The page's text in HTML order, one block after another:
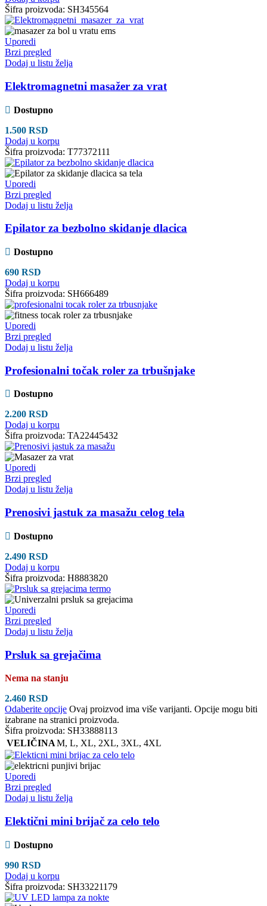
Šifra proizvoda: SH345564
Uporedi
Brzi pregled
Dodaj u listu želja
Elektromagnetni masažer za vrat
Dostupno
1.500 RSD
Dodaj u korpu
Šifra proizvoda: T77372111
Uporedi
Brzi pregled
Dodaj u listu želja
Epilator za bezbolno skidanje dlacica
Dostupno
690 RSD
Dodaj u korpu
Šifra proizvoda: SH666489
Uporedi
Brzi pregled
Dodaj u listu želja
Profesionalni točak roler za trbušnjake
Dostupno
2.200 RSD
Dodaj u korpu
Šifra proizvoda: TA22445432
Uporedi
Brzi pregled
Dodaj u listu želja
Prenosivi jastuk za masažu celog tela
Dostupno
2.490 RSD
Dodaj u korpu
Šifra proizvoda: H8883820
Uporedi
Brzi pregled
Dodaj u listu želja
Prsluk sa grejačima
Nema na stanju
2.460 RSD
Odaberite opcije Ovaj proizvod ima više varijanti. Opcije mogu biti
izabrane na stranici proizvoda.
Šifra proizvoda: SH33888113
VELIČINAM, L, XL, 2XL, 3XL, 4XL
Uporedi
Brzi pregled
Dodaj u listu želja
Elektični mini brijač za celo telo
Dostupno
990 RSD
Dodaj u korpu
Šifra proizvoda: SH33221179